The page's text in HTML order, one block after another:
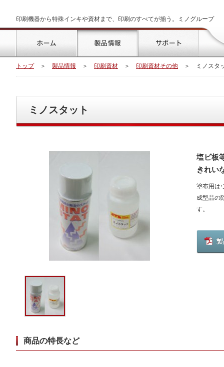
印刷機器から特殊インキや資材まで、印刷のすべてが揃う。ミノグループ
トップ
製品情報 サポート
トップ ＞ 製品情報 ＞ 印刷資材 ＞ 印刷資材その他 ＞ ミノスタ
ミノスタット
塩ビ板
きれい
塗布用は
成型品の
す。
商品の特長など